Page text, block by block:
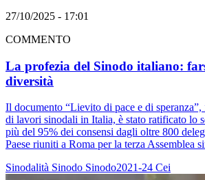
27/10/2025 - 17:01
COMMENTO
La profezia del Sinodo italiano:
diversità
Il documento “Lievito di pace e di
di lavori sinodali in Italia, è stato ratificato lo
più del 95% dei consensi dagli oltre 800
Paese riuniti a Roma per la terza Assemblea
Sinodalità Sinodo Sinodo2021-24 Cei